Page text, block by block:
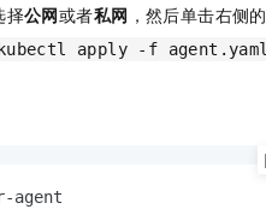
择公网或者私网 ，然后单击右侧的
apply -f agent.yaml
agent